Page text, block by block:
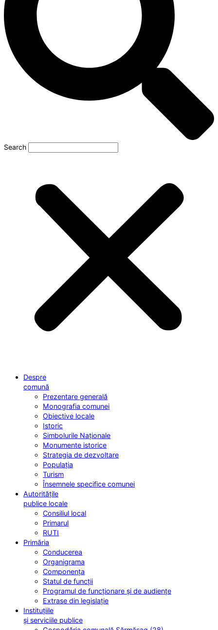
Search
Despre
comună
Prezentare generală
Monografia comunei
Obiective locale
Istoric
Simbolurile Naționale
Monumente istorice
Strategia de dezvoltare
Populația
Turism
Însemnele specifice comunei
Autoritățile
publice locale
Consiliul local
Primarul
RUTI
Primăria
Conducerea
Organigrama
Componența
Statul de funcții
Programul de funcționare și de audiențe
Extrase din legislație
Instituțiile
și serviciile publice